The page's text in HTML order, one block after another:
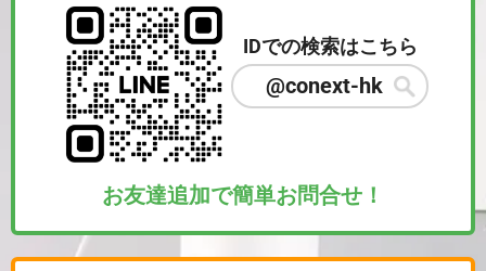
IDでの検索はこちら
@conext-hk
お友達追加で簡単お問合せ！